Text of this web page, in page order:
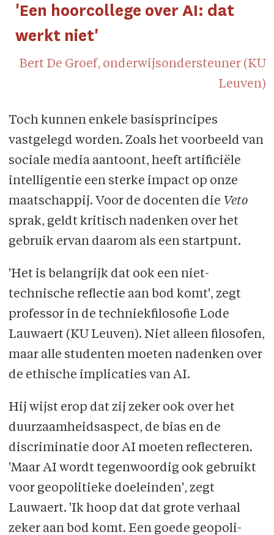
'Een hoorcollege over AI: dat
werkt niet'
Bert De Groef, onderwijsondersteuner (KU
Leuven)
Toch kunnen enkele basisprincipes
vastgelegd worden. Zoals het voorbeeld van
sociale media aantoont, heeft artificiële
intelligentie een sterke impact op onze
maatschappij. Voor de docenten die Veto
sprak, geldt kritisch nadenken over het
gebruik ervan daarom als een startpunt.
'Het is belangrijk dat ook een niet-
technische reflectie aan bod komt', zegt
professor in de techniekfilosofie Lode
Lauwaert (KU Leuven). Niet alleen filosofen,
maar alle studenten moeten nadenken over
de ethische implicaties van AI.
Hij wijst erop dat zij zeker ook over het
duurzaamheidsaspect, de bias en de
discriminatie door AI moeten reflecteren.
'Maar AI wordt tegenwoordig ook gebruikt
voor geopolitieke doeleinden', zegt
Lauwaert. 'Ik hoop dat dat grote verhaal
zeker aan bod komt. Een goede geo­poli­